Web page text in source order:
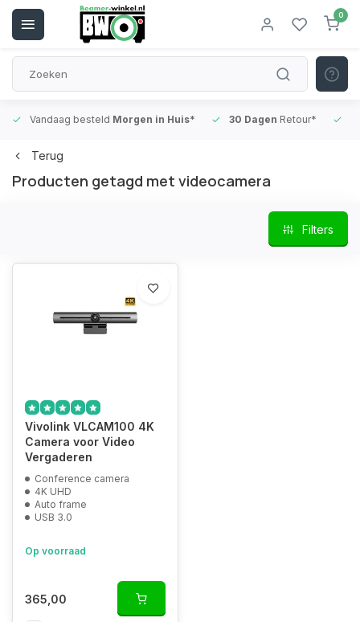
0
Vandaag besteld Morgen in Huis* 30 Dagen Retour*
Terug
Producten getagd met videocamera
Filters
Vivolink VLCAM100 4K
Camera voor Video
Vergaderen
Conference camera
4K UHD
Auto frame
USB 3.0
Op voorraad
365,00